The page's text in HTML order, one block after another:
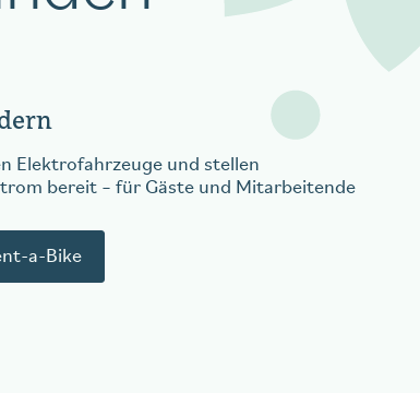
Elektrofahrzeuge und stellen
bereit – für Gäste und Mitarbeitende
a-Bike